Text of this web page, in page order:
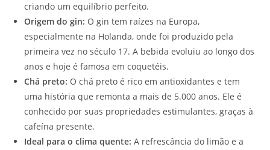
criando um equilíbrio perfeito.
Origem do gin: O gin tem raízes na Europa,
especialmente na Holanda, onde foi produzido pela
primeira vez no século 17. A bebida evoluiu ao longo dos
anos e hoje é famosa em coquetéis.
Chá preto: O chá preto é rico em antioxidantes e tem
uma história que remonta a mais de 5.000 anos. Ele é
conhecido por suas propriedades estimulantes, graças à
cafeína presente.
Ideal para o clima quente: A refrescância do limão e a